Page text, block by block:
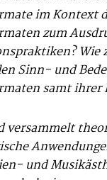
im Kontext
zum
Sinn- und
samt ihrer
versammelt
und